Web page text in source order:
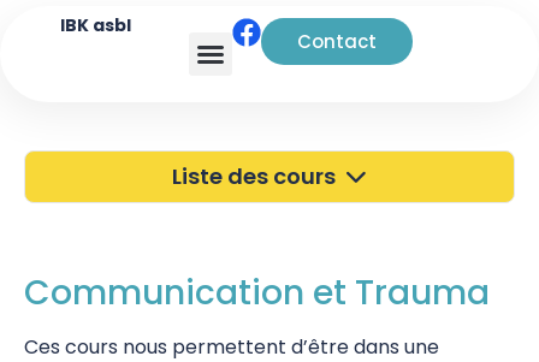
IBK asbl
Contact
Liste des cours
Portes Ouvertes
Communication et Trauma
Ces cours nous permettent d’être dans une